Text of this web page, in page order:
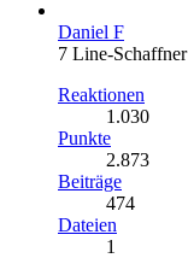
Daniel F
7 Line-Schaffner
Reaktionen
1.030
Punkte
2.873
Beiträge
474
Dateien
1